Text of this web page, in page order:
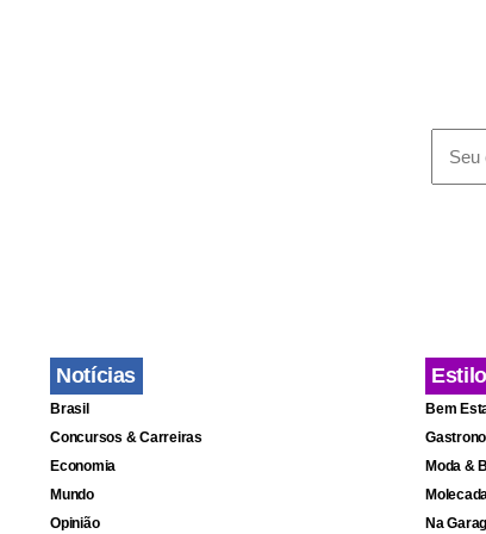
Notícias
Brasil
Concursos & Carreiras
Economia
Mundo
Opinião
Bem
Moda &
Molecada
Na